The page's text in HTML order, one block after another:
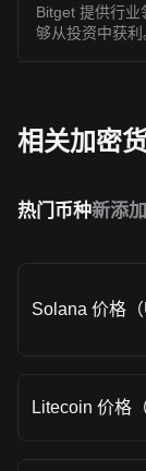
Bitget 提供行
够从投资中获利
相关加密
热门币种新添
Solana 价格（
Litecoin 价格